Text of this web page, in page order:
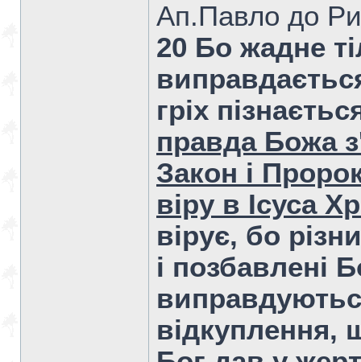
Ап.Павло до
20 Бо жадне
гріх
правда Божа
Закон і
віру в Ісуса
вірує, бо
і позбавлені
відкуплення,